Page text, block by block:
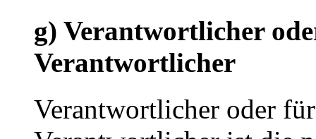
g) Verantwortlicher
Verantwortlicher
Verantwortlicher oder